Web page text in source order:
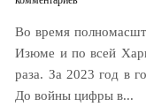
Во время
Изюме и по всей
раза. За 2023 год в
До войны цифры в...